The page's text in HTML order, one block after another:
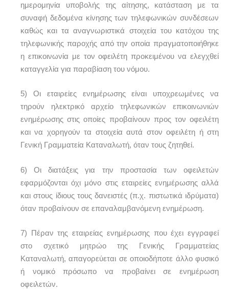
ημερομηνία υποβολής της αίτησης, κατάσταση με τα
συναφή δεδομένα κίνησης των τηλεφωνικών συνδέσεων
καθώς και τα αναγνωριστικά στοιχεία του κατόχου της
τηλεφωνικής παροχής από την οποία πραγματοποιήθηκε
η επικοινωνία με τον οφειλέτη προκειμένου να ελεγχθεί
καταγγελία για παραβίαση του νόμου.
5) Οι εταιρείες ενημέρωσης είναι υποχρεωμένες να
τηρούν ηλεκτρικό αρχείο τηλεφωνικών επικοινωνιών
ενημέρωσης στις οποίες προβαίνουν προς τον οφειλέτη
και να χορηγούν τα στοιχεία αυτά στον οφειλέτη ή στη
Γενική Γραμματεία Καταναλωτή, όταν τους ζητηθεί.
6) Οι διατάξεις για την προστασία των οφειλετών
εφαρμόζονται όχι μόνο στις εταιρείες ενημέρωσης αλλά
και στους ίδιους τους δανειστές (π.χ. πιστωτικά ιδρύματα)
όταν προβαίνουν σε επαναλαμβανόμενη ενημέρωση.
7) Πέραν της εταιρείας ενημέρωσης που έχει εγγραφεί
στο σχετικό μητρώο της Γενικής Γραμματείας
Καταναλωτή, απαγορεύεται σε οποιοδήποτε άλλο φυσικό
ή νομικό πρόσωπο να προβαίνει σε ενημέρωση
οφειλετών.